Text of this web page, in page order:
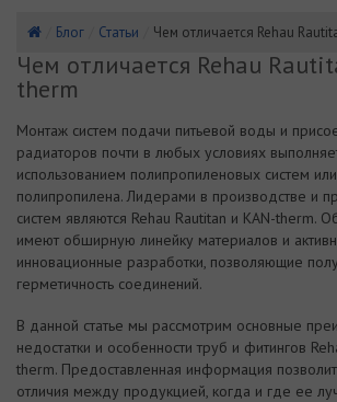
Блог Статьи Чем отличается Rehau
Чем отличается Rehau
therm
Монтаж систем подачи питьевой воды и
радиаторов почти в любых условиях
использованием полипропиленовых систем
полипропилена. Лидерами в производстве и
систем являются Rehau Rautitan и KAN-therm.
имеют обширную линейку материалов и
инновационные разработки, позволяющие
герметичность соединений.
В данной статье мы рассмотрим основные
недостатки и особенности труб и фитингов
therm. Предоставленная информация
отличия между продукцией, когда и где ее